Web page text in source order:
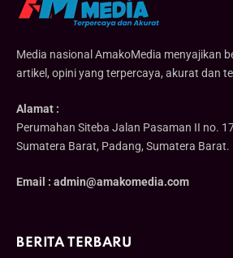
Media nasional AmakoMedia menyajikan
artikel, opini yang terpercaya, akurat dan
Alamat :
Perumahan Siteba Jalan Pasaman II no.
Sumatera Barat, Padang, Sumatera Barat.
Email : admin@amakomedia.com
BERITA TERBARU